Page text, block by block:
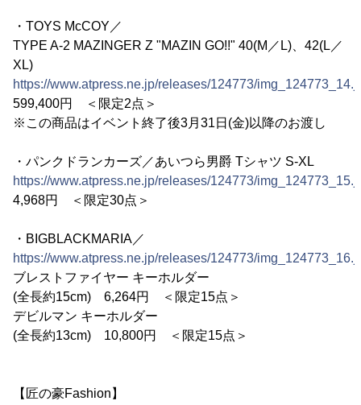
・TOYS McCOY／
TYPE A-2 MAZINGER Z "MAZIN GO!!" 40(M／L)、42(L／
XL)
https://www.atpress.ne.jp/releases/124773/
599,400円 ＜限定2点＞
※この商品はイベント終了後3月31日(金)以降のお渡し
・パンクドランカーズ／あいつら男爵 Tシャツ S-XL
https://www.atpress.ne.jp/releases/124773/
4,968円 ＜限定30点＞
・BIGBLACKMARIA／
https://www.atpress.ne.jp/releases/124773/
ブレストファイヤー キーホルダー
(全長約15cm) 6,264円 ＜限定15点＞
デビルマン キーホルダー
(全長約13cm) 10,800円 ＜限定15点＞
【匠の豪Fashion】